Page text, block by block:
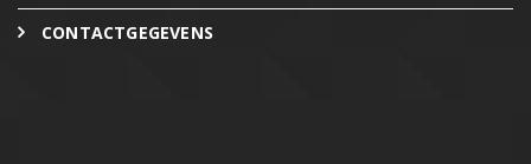
CONTACTGEGEVENS